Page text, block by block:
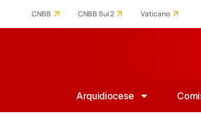
CNBB CNBB Sul 2 Vaticano
Arquidiocese